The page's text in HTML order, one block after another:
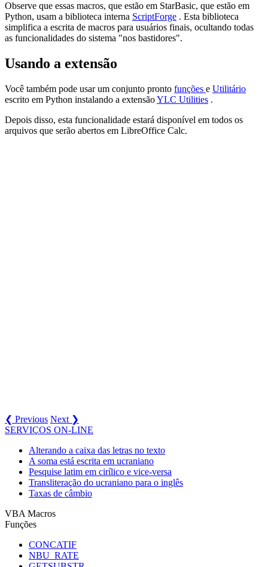
Observe que essas macros, que estão em StarBasic, que estão em
Python, usam a biblioteca interna ScriptForge . Esta biblioteca
simplifica a escrita de macros para usuários finais, ocultando todas
as funcionalidades do sistema "nos bastidores".
Usando a extensão
Você também pode usar um conjunto pronto funções e Utilitário
escrito em Python instalando a extensãoYLC Utilities .
Depois disso, esta funcionalidade estará disponível em todos os
arquivos que serão abertos em LibreOffice Calc.
❮ Previous Next ❯
SERVIÇOS ON-LINE
Alterando a caixa das letras no texto
A soma está escrita em ucraniano
Pesquise latim em cirílico e vice-versa
Transliteração do ucraniano para o inglês
Taxas de câmbio
VBA Macros
Funções
CONCATIF
NBU_RATE